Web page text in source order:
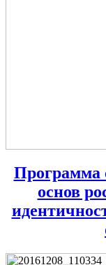
Программа
основ